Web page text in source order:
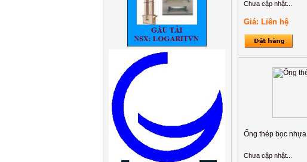
Chưa cập nhật...
Giá: Liên hệ
Ống thép bọc nhựa
Chưa cập nhật...